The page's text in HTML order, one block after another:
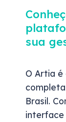
sua
O Artia
Brasil.
interface